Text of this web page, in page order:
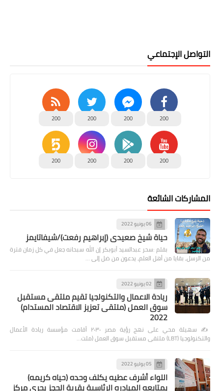
التواصل الإجتماعي
200
200
200
200
200
200
200
200
المشاركات الشائعة
06 يونيو 2022
حياة شيخ صعيدى (إبراهيم رفعت)/شيفاتايمز
بقلم :سحر عبدالسيد أبوبكر إن الله سبحانه جعل في كل زمان فترة
من الرسل، بقايا من أهل العلم، يدعون من ضل إلى …
02 يونيو 2022
ريادة الاعمال والتكنولجيا تقيم ملتقى مستقبل
سوق العمل (ملتقى تعزيز الاقتصاد المستدام)
2022
✍️ سهيلة محي على نهج رؤية مصر ٢٠٣٠ أقامت مؤسسة ريادة الأعمال
والتكنولوجيا (LBT) ملتقى مستقبل سوق العمل (ملت…
05 يوليو 2022
اللواء أشرف عطيه يكلف وحده (حياه كريمه)
بمتابعه المبادره الرئاسية بقرية الحجز بحرى مركز